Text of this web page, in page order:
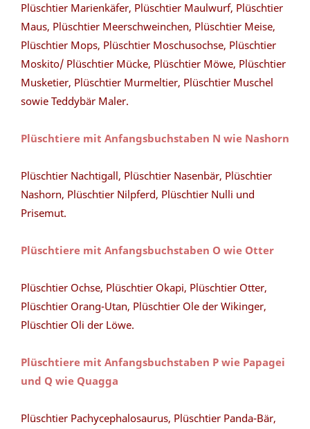
Plüschtier Marienkäfer, Plüschtier Maulwurf, Plüschtier
Maus, Plüschtier Meerschweinchen, Plüschtier Meise,
Plüschtier Mops, Plüschtier Moschusochse, Plüschtier
Moskito/ Plüschtier Mücke, Plüschtier Möwe, Plüschtier
Musketier, Plüschtier Murmeltier, Plüschtier Muschel
sowie Teddybär Maler.
Plüschtiere mit Anfangsbuchstaben N wie Nashorn
Plüschtier Nachtigall, Plüschtier Nasenbär, Plüschtier
Nashorn, Plüschtier Nilpferd, Plüschtier Nulli und
Prisemut.
Plüschtiere mit Anfangsbuchstaben O wie Otter
Plüschtier Ochse, Plüschtier Okapi, Plüschtier Otter,
Plüschtier Orang-Utan, Plüschtier Ole der Wikinger,
Plüschtier Oli der Löwe.
Plüschtiere mit Anfangsbuchstaben P wie Papagei
und Q wie Quagga
Plüschtier Pachycephalosaurus, Plüschtier Panda-Bär,